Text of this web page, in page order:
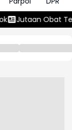
Dihancurkan,